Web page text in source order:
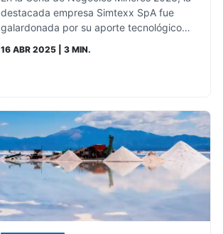
destacada empresa Simtexx SpA fue
galardonada por su aporte tecnológico…
16 ABR 2025 | 3 MIN.